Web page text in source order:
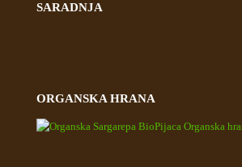
SARADNJA
ORGANSKA HRANA